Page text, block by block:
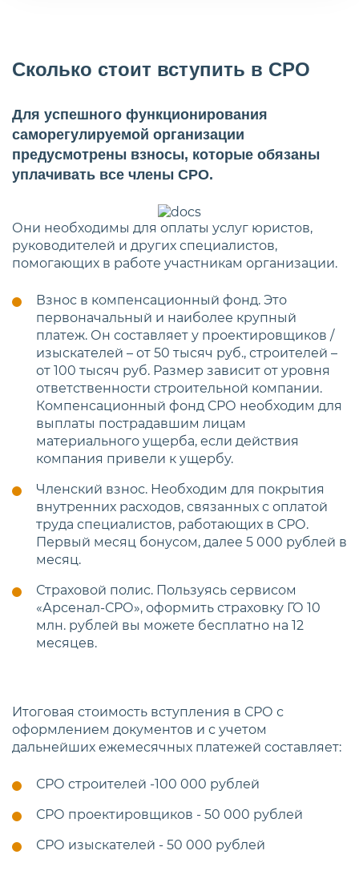
Сколько стоит вступить в СРО
Для успешного функционирования
саморегулируемой организации
предусмотрены взносы, которые обязаны
уплачивать все члены СРО.
Они необходимы для оплаты услуг юристов,
руководителей и других специалистов,
помогающих в работе участникам организации.
Взнос в компенсационный фонд. Это
первоначальный и наиболее крупный
платеж. Он составляет у проектировщиков /
изыскателей – от 50 тысяч руб., строителей –
от 100 тысяч руб. Размер зависит от уровня
ответственности строительной компании.
Компенсационный фонд СРО необходим для
выплаты пострадавшим лицам
материального ущерба, если действия
компания привели к ущербу.
Членский взнос. Необходим для покрытия
внутренних расходов, связанных с оплатой
труда специалистов, работающих в СРО.
Первый месяц бонусом, далее 5 000 рублей в
месяц.
Страховой полис. Пользуясь сервисом
«Арсенал-СРО», оформить страховку ГО 10
млн. рублей вы можете бесплатно на 12
месяцев.
Итоговая стоимость вступления в СРО с
оформлением документов и с учетом
дальнейших ежемесячных платежей составляет:
СРО строителей -100 000 рублей
СРО проектировщиков - 50 000 рублей
СРО изыскателей - 50 000 рублей